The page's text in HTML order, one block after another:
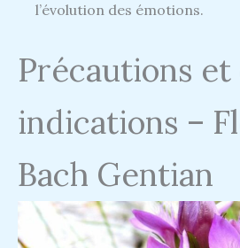
l’évolution des émotions.
Précautions
indications –
Bach Gentian